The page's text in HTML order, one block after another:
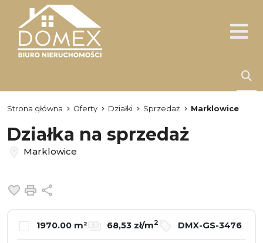
Strona główna Oferty Działki Sprzedaż Marklowice
Działka na sprzedaż
Marklowice
Dodaj do ulubionych
Drukuj
1970.00 m² 68,53 zł/m2 DMX-GS-3476